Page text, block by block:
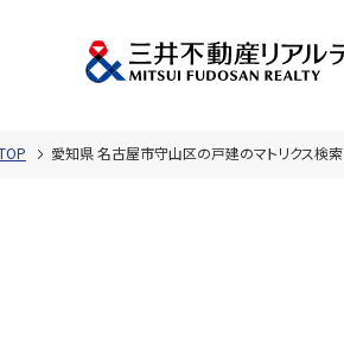
愛知県 名古屋市守山区の戸建のマトリクス検索